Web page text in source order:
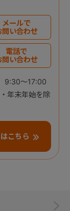
メールで
問い合わせ
電話で
問い合わせ
9:30～17:00
年末年始を除
こちら